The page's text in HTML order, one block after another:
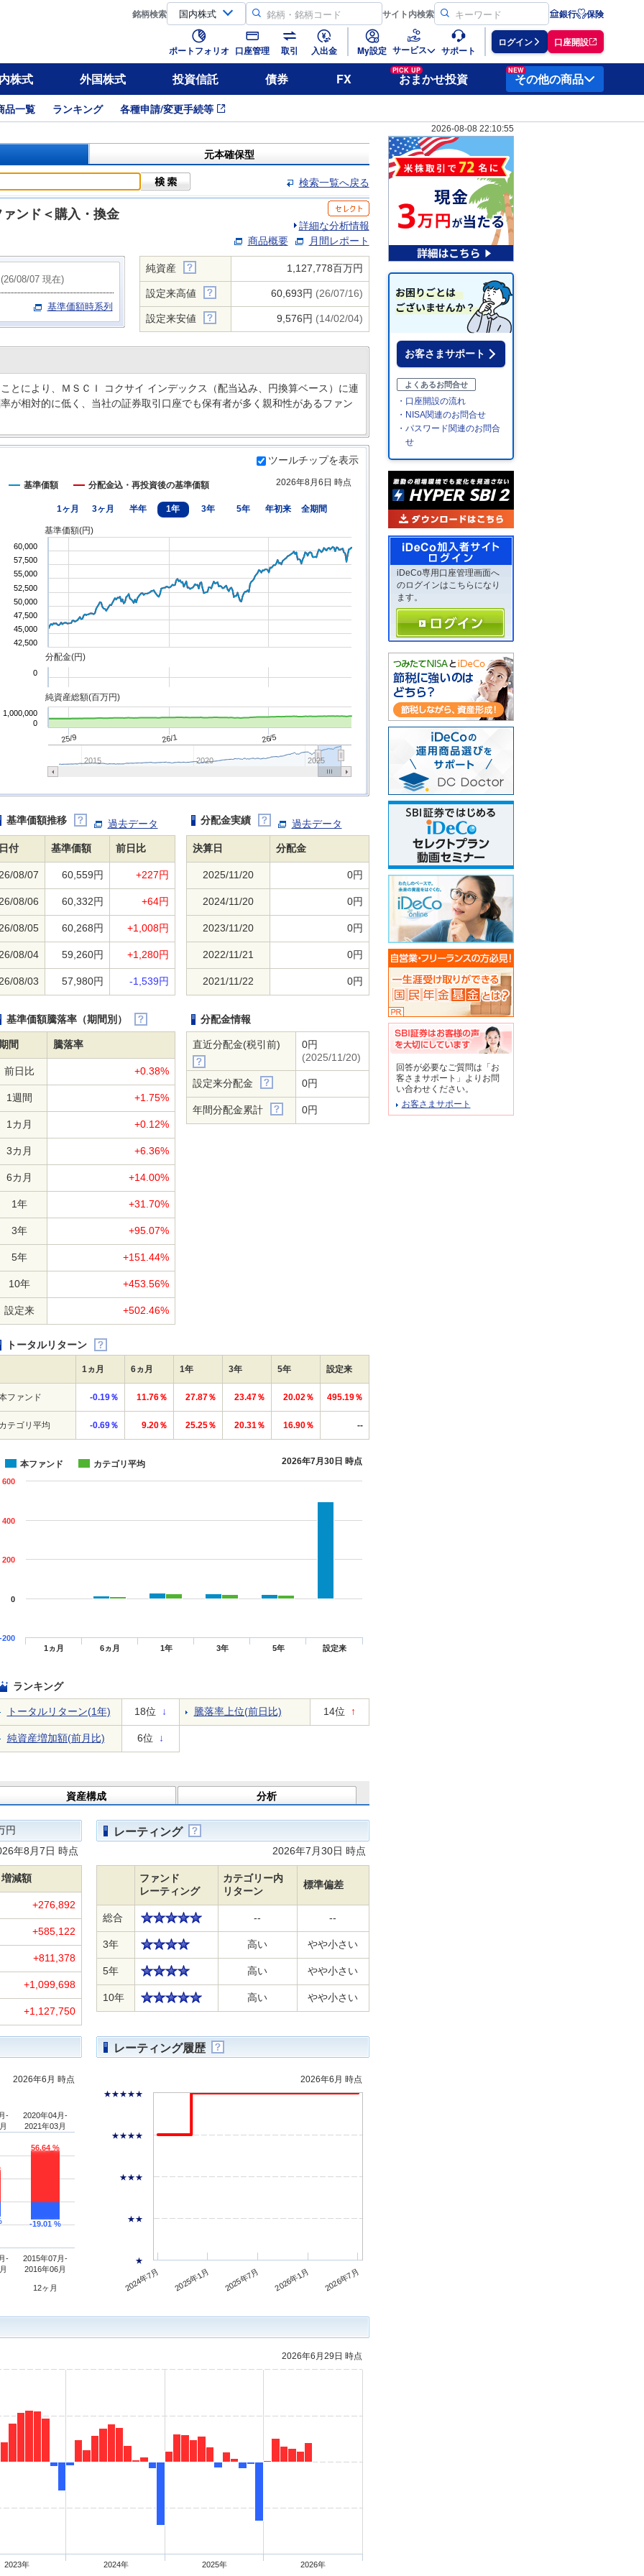
銘柄検索 サイト内検索 銀行 保険
ポートフォリオ 口座管理 取引 入出金 My設定 サービス サポート
ログイン 口座開設
株式 外国株式 投資信託 債券 FX
PICK UP
おまかせ投資
NEW
その他の商品
品一覧 ランキング 各種申請/変更手続等
2026-08-08 22:10:55
元本確保型
検索一覧へ戻る
ンド＜購入・換金
詳細な分析情報
月間レポート
商品概要
(26/08/07 現在)
基準価額時系列
純資産 1,127,778百万円
設定来高値 60,693円 (26/07/16)
設定来安値 9,576円 (14/02/04)
とにより、ＭＳＣＩ コクサイ インデックス（配当込み、円換算ベース）に連
が相対的に低く、当社の証券取引口座でも保有者が多く親和性があるファン
ツールチップを表示
1ヶ月 3ヶ月 半年 1年 3年 5年 年初来 全期間
基準価額(円)
分配金(円)
純資産総額(百万円)
2026年8月6日 時点
基準価額 分配金込・再投資後の基準価額
25/9 26/1 26/5
2015 2020 2025
42,500
45,000
47,500
50,000
52,500
55,000
57,500
60,000
0
0
1,000,000
基準価額推移 過去データ
日付 基準価額 前日比
26/08/07 60,559円 +227円
26/08/06 60,332円 +64円
26/08/05 60,268円 +1,008円
26/08/04 59,260円 +1,280円
26/08/03 57,980円 -1,539円
分配金実績 過去データ
決算日 分配金
2025/11/20 0円
2024/11/20 0円
2023/11/20 0円
2022/11/21 0円
2021/11/22 0円
基準価額騰落率（期間別）
間 騰落率
前日比 +0.38%
1週間 +1.75%
1カ月 +0.12%
3カ月 +6.36%
6カ月 +14.00%
1年 +31.70%
3年 +95.07%
5年 +151.44%
10年 +453.56%
設定来 +502.46%
分配金情報
直近分配金(税引前)
0円
(2025/11/20)
設定来分配金 0円
年間分配金累計 0円
トータルリターン
1ヵ月 6ヵ月 1年 3年 5年 設定来
ファンド -0.19％ 11.76％ 27.87％ 23.47％ 20.02％ 495.19％
カテゴリ平均 -0.69％ 9.20％ 25.25％ 20.31％ 16.90％ --
2026年7月30日 時点
本ファンド カテゴリ平均
1ヵ月 6ヵ月 1年 3年 5年 設定来
-200
0
200
400
600
ランキング
トータルリターン(1年) 18位 ↓ 騰落率上位(前日比) 14位 ↑
純資産増加額(前月比) 6位 ↓
資産構成 分析
円
年8月7日 時点
増減額
+276,892
+585,122
+811,378
+1,099,698
+1,127,750
レーティング
2026年7月30日 時点
ファンド
レーティング
カテゴリー内
リターン
標準偏差
総合 -- --
3年 高い やや小さい
5年 高い やや小さい
10年 高い やや小さい
2026年6月 時点
56.64 %
-19.01 %
-
2020年04月-
2021年03月
-
2015年07月-
2016年06月
12ヶ月
レーティング履歴
2026年6月 時点
2024年7月 2025年1月 2025年7月 2026年1月 2026年7月
★
★★
★★★
★★★★
★★★★★
2026年6月29日 時点
2023年 2024年 2025年 2026年
お客さまサポート
よくあるお問合せ
・口座開設の流れ
・NISA関連のお問合せ
・パスワード関連のお問合
せ
iDeCo専用口座管理画面へ
のログインはこちらになり
ます。
回答が必要なご質問は「お
客さまサポート」よりお問
い合わせください。
お客さまサポート